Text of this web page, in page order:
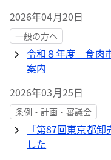
2026年04月20日
一般の方へ
令和８年度 食肉
案内
2026年03月25日
条例・計画・審議会
「第87回東京都
した